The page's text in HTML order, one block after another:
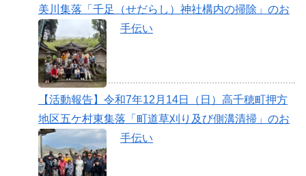
美川集落「千足（せだらし）神社構内の掃除」のお
手伝い
【活動報告】令和7年12月14日（日）高千穂町押方
地区五ケ村東集落「町道草刈り及び側溝清掃」のお
手伝い